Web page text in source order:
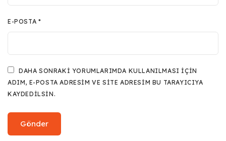
E-POSTA *
DAHA SONRAKI YORUMLARIMDA KULLANILMASI IÇIN
ADIM, E-POSTA ADRESIM VE SITE ADRESIM BU TARAYICIYA
KAYDEDILSIN.